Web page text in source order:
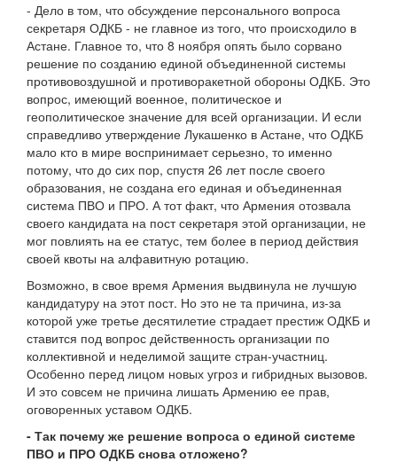
- Дело в том, что обсуждение персонального вопроса
секретаря ОДКБ - не главное из того, что происходило в
Астане. Главное то, что 8 ноября опять было сорвано
решение по созданию единой объединенной системы
противовоздушной и противоракетной обороны ОДКБ. Это
вопрос, имеющий военное, политическое и
геополитическое значение для всей организации. И если
справедливо утверждение Лукашенко в Астане, что ОДКБ
мало кто в мире воспринимает серьезно, то именно
потому, что до сих пор, спустя 26 лет после своего
образования, не создана его единая и объединенная
система ПВО и ПРО. А тот факт, что Армения отозвала
своего кандидата на пост секретаря этой организации, не
мог повлиять на ее статус, тем более в период действия
своей квоты на алфавитную ротацию.
Возможно, в свое время Армения выдвинула не лучшую
кандидатуру на этот пост. Но это не та причина, из-за
которой уже третье десятилетие страдает престиж ОДКБ и
ставится под вопрос действенность организации по
коллективной и неделимой защите стран-участниц.
Особенно перед лицом новых угроз и гибридных вызовов.
И это совсем не причина лишать Армению ее прав,
оговоренных уставом ОДКБ.
- Так почему же решение вопроса о единой системе
ПВО и ПРО ОДКБ снова отложено?